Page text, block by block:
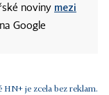
noviny mezi
na Google
HN+ je zcela bez reklam.